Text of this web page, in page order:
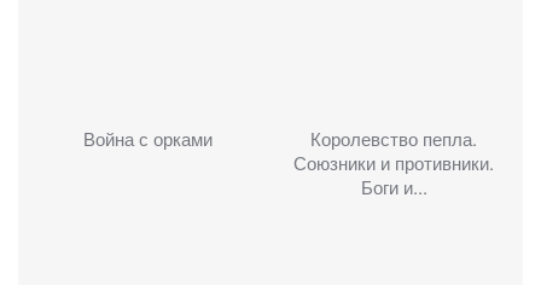
Война с орками
Королевство пепла.
Союзники и противники.
Боги и...